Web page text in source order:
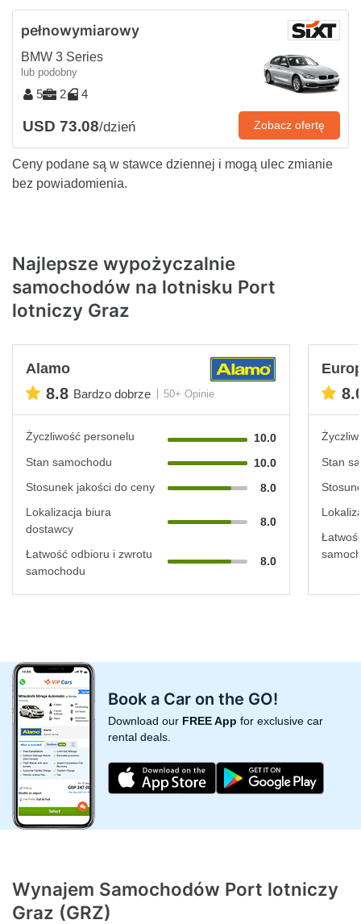
pełnowymiarowy
BMW 3 Series
lub podobny
5 2 4
USD 73.08/dzień Zobacz ofertę
Ceny podane są w stawce dziennej i mogą ulec zmianie
bez powiadomienia.
Najlepsze wypożyczalnie
samochodów na lotnisku Port
lotniczy Graz
Alamo
8.8 Bardzo dobrze 50+ Opinie
Życzliwość personelu
10.0
Stan samochodu
10.0
Stosunek jakości do ceny
8.0
Lokalizacja biura
dostawcy
8.0
Łatwość odbioru i zwrotu
samochodu
8.0
Stan
Book a Car on the GO!
Download our FREE App for exclusive car
rental deals.
Wynajem Samochodów Port lotniczy
Graz (GRZ)